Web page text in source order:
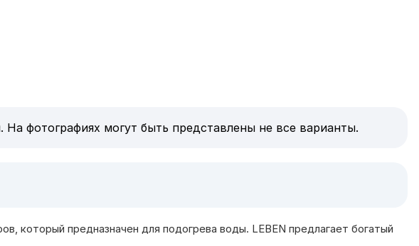
фотографиях могут быть представлены не все варианты.
который предназначен для подогрева воды. LEBEN предлагает богатый